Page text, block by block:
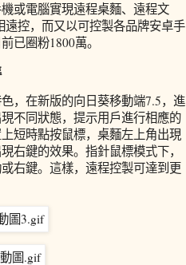
或電腦實現遠程桌麵、遠程文
控，而又以可控製各品牌安卓手
已圈粉1800萬。
，在新版的向日葵移動端7.5，進
不同狀態，提示用戶進行相應的
短時點按鼠標，桌麵左上角出現
右鍵的效果。指針鼠標模式下，
右鍵。這樣，遠程控製可達到更